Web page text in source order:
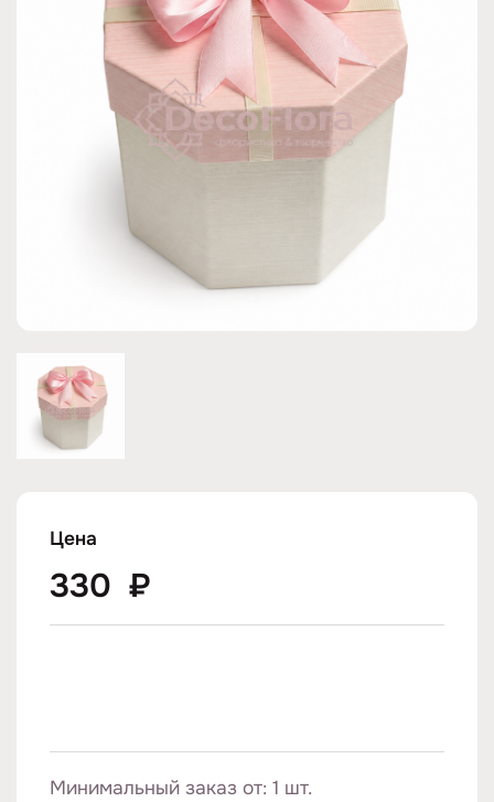
Цена
330 ₽
Минимальный заказ от: 1 шт.